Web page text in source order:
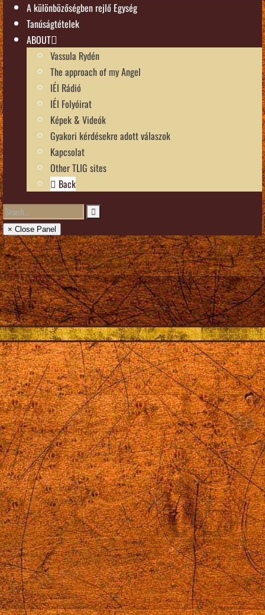
A különbözőségben rejlő Egység
Tanúságtételek
ABOUT
Vassula Rydén
The approach of my Angel
IÉI Rádió
IÉI Folyóirat
Képek & Videók
Gyakori kérdésekre adott válaszok
Kapcsolat
Other TLIG sites
Back
× Close Panel